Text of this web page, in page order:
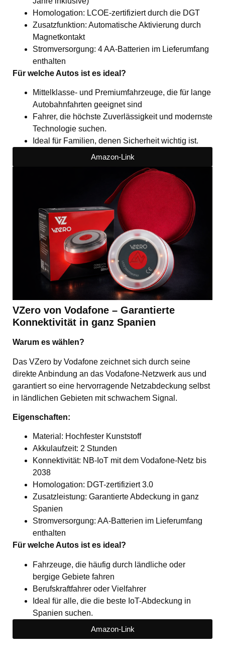
Homologation: LCOE-zertifiziert durch die DGT
Zusatzfunktion: Automatische Aktivierung durch
Magnetkontakt
Stromversorgung: 4 AA-Batterien im Lieferumfang
enthalten
Für welche Autos ist es ideal?
Mittelklasse- und Premiumfahrzeuge, die für lange
Autobahnfahrten geeignet sind
Fahrer, die höchste Zuverlässigkeit und modernste
Technologie suchen.
Ideal für Familien, denen Sicherheit wichtig ist.
Amazon-Link
VZero von Vodafone – Garantierte
Konnektivität in ganz Spanien
Warum es wählen?
Das VZero by Vodafone zeichnet sich durch seine
direkte Anbindung an das Vodafone-Netzwerk aus und
garantiert so eine hervorragende Netzabdeckung selbst
in ländlichen Gebieten mit schwachem Signal.
Eigenschaften:
Material: Hochfester Kunststoff
Akkulaufzeit: 2 Stunden
Konnektivität: NB-IoT mit dem Vodafone-Netz bis
2038
Homologation: DGT-zertifiziert 3.0
Zusatzleistung: Garantierte Abdeckung in ganz
Spanien
Stromversorgung: AA-Batterien im Lieferumfang
enthalten
Für welche Autos ist es ideal?
Fahrzeuge, die häufig durch ländliche oder
bergige Gebiete fahren
Berufskraftfahrer oder Vielfahrer
Ideal für alle, die die beste IoT-Abdeckung in
Spanien suchen.
Amazon-Link